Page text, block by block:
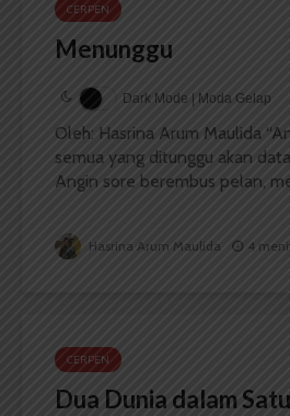
CERPEN
Menunggu
Dark Mode | Moda Gelap
Oleh: Hasrina Arum Maulida
semua yang ditunggu akan
Angin sore berembus pelan,
Hasrina Arum Maulida 4
CERPEN
Dua Dunia dalam